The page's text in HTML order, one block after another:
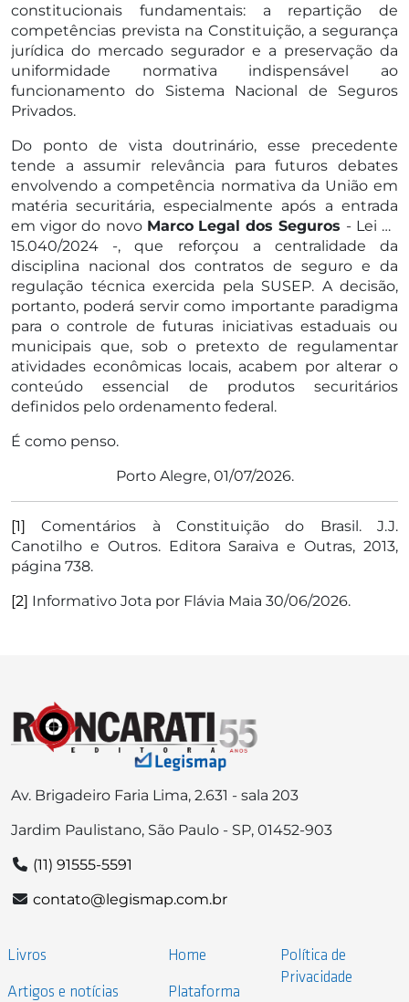
constitucionais fundamentais: a repartição de
competências prevista na Constituição, a segurança
jurídica do mercado segurador e a preservação da
uniformidade normativa indispensável ao
funcionamento do Sistema Nacional de Seguros
Privados.
Do ponto de vista doutrinário, esse precedente
tende a assumir relevância para futuros debates
envolvendo a competência normativa da União em
matéria securitária, especialmente após a entrada
em vigor do novo Marco Legal dos Seguros - Lei nº
15.040/2024 -, que reforçou a centralidade da
disciplina nacional dos contratos de seguro e da
regulação técnica exercida pela SUSEP. A decisão,
portanto, poderá servir como importante paradigma
para o controle de futuras iniciativas estaduais ou
municipais que, sob o pretexto de regulamentar
atividades econômicas locais, acabem por alterar o
conteúdo essencial de produtos securitários
definidos pelo ordenamento federal.
É como penso.
Porto Alegre, 01/07/2026.
[1] Comentários à Constituição do Brasil. J.J.
Canotilho e Outros. Editora Saraiva e Outras, 2013,
página 738.
[2] Informativo Jota por Flávia Maia 30/06/2026.
Av. Brigadeiro Faria Lima, 2.631 - sala 203
Jardim Paulistano, São Paulo - SP, 01452-903
(11) 91555-5591
contato@legismap.com.br
Livros
Artigos e notícias
Home
Plataforma
Política de
Privacidade